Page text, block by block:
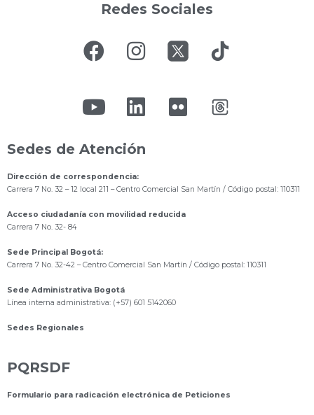
Redes Sociales
Sedes de Atención
Dirección de correspondencia:
Carrera 7 No. 32 – 12 local 211 – Centro Comercial San Martín / Código postal: 110311
Acceso ciudadanía con movilidad reducida
Carrera 7 No. 32- 84
Sede Principal Bogotá:
Carrera 7 No. 32-42 – Centro Comercial San Martín / Código postal: 110311
Sede Administrativa Bogotá
Línea interna administrativa: (+57) 601 5142060
Sedes Regionales
PQRSDF
Formulario para radicación electrónica de Peticiones